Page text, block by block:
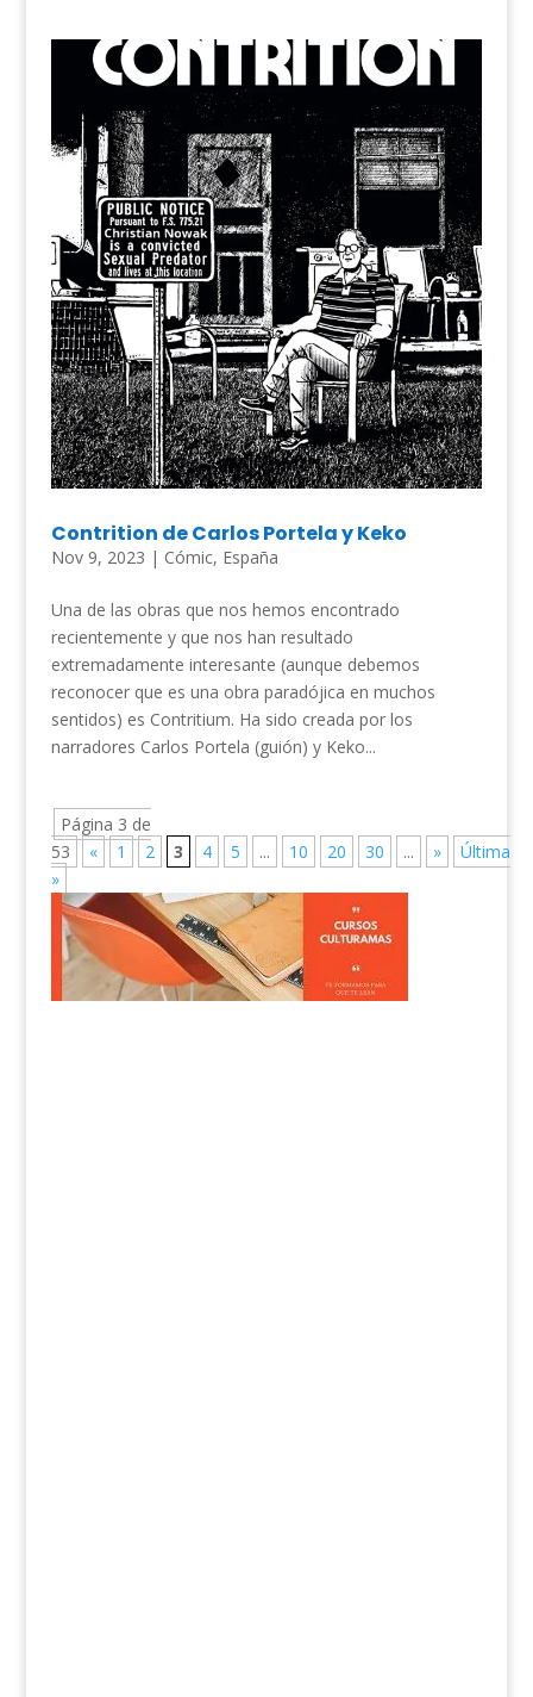
Contrition de Carlos Portela y Keko
Nov 9, 2023 | Cómic, España
Una de las obras que nos hemos encontrado
recientemente y que nos han resultado
extremadamente interesante (aunque debemos
reconocer que es una obra paradójica en muchos
sentidos) es Contritium. Ha sido creada por los
narradores Carlos Portela (guión) y Keko...
Página 3 de
53
« 1 2 3 4 5 ... 10 20 30 ... »
Última
»